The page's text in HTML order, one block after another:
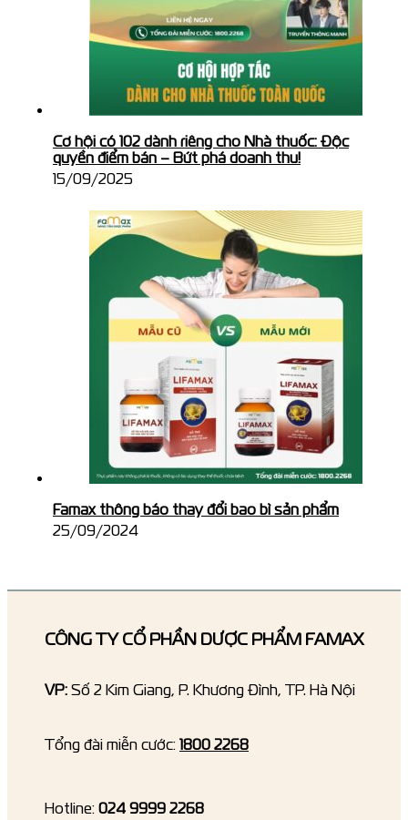
Cơ hội có 102 dành riêng cho Nhà thuốc: Độc
quyền điểm bán – Bứt phá doanh thu!
15/09/2025
Famax thông báo thay đổi bao bì sản phẩm
25/09/2024
CÔNG TY CỔ PHẦN DƯỢC PHẨM FAMAX
VP: Số 2 Kim Giang, P. Khương Đình, TP. Hà Nội
Tổng đài miễn cước: 1800 2268
Hotline: 024 9999 2268